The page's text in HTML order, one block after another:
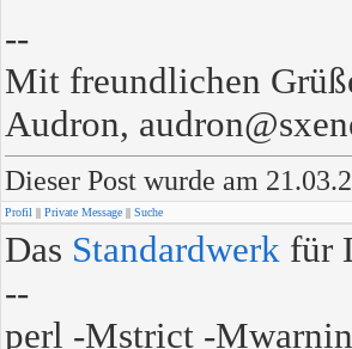
--
Mit freundlichen
Audron,
Dieser Post wurde am
Profil || Private Message || Suche
Das Standardwerk für
--
perl -Mstrict -